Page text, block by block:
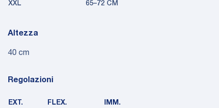
XXL 65–72 CM
Altezza
40 cm
Regolazioni
EXT. FLEX. IMM.